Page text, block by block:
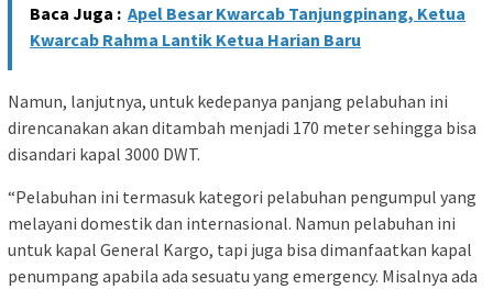
Baca Juga : Apel Besar Kwarcab Tanjungpinang, Ketua
Kwarcab Rahma Lantik Ketua Harian Baru
Namun, lanjutnya, untuk kedepanya panjang pelabuhan ini
direncanakan akan ditambah menjadi 170 meter sehingga bisa
disandari kapal 3000 DWT.
“Pelabuhan ini termasuk kategori pelabuhan pengumpul yang
melayani domestik dan internasional. Namun pelabuhan ini
untuk kapal General Kargo, tapi juga bisa dimanfaatkan kapal
penumpang apabila ada sesuatu yang emergency. Misalnya ada